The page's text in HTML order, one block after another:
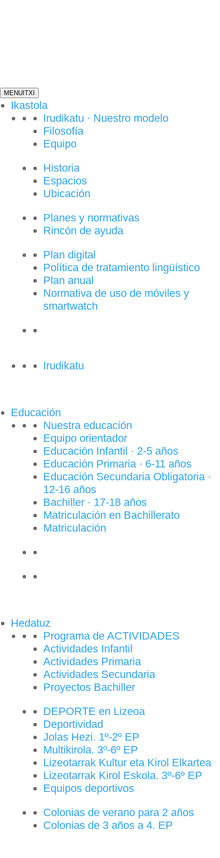
MENU ITXI
Ikastola
Irudikatu · Nuestro modelo
Filosofía
Equipo
Historia
Espacios
Ubicación
Planes y normativas
Rincón de ayuda
Plan digital
Política de tratamiento lingüístico
Plan anual
Normativa de uso de móviles y
smartwatch
Irudikatu
Educación
Nuestra educación
Equipo orientador
Educación Infantil · 2-5 años
Educación Primaria · 6-11 años
Educación Secundaria Obligatoria ·
12-16 años
Bachiller · 17-18 años
Matriculación en Bachillerato
Matriculación
Hedatuz
Programa de ACTIVIDADES
Actividades Infantil
Actividades Primaria
Actividades Secundaria
Proyectos Bachiller
DEPORTE en Lizeoa
Deportividad
Jolas Hezi. 1º-2º EP
Multikirola. 3º-6º EP
Lizeotarrak Kultur eta Kirol Elkartea
Lizeotarrak Kirol Eskola. 3º-6º EP
Equipos deportivos
Colonias de verano para 2 años
Colonias de 3 años a 4. EP